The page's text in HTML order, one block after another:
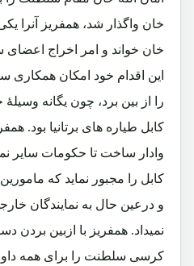
خان واگذار شد، همفریز آنرا
خان خواند و امر اخراج اعضای
این اقدام خود امکان همکاری
را از بین برد، چون یگانه
کابل طیاره های برتانیا بود.
وادار ساخت تا حکومات سایر
کابل را مجبور نماید که
و درعین حال به نمایندگان
نمیداد. همفریز با ازبین بردن
کرسی سلطنت را برای همه